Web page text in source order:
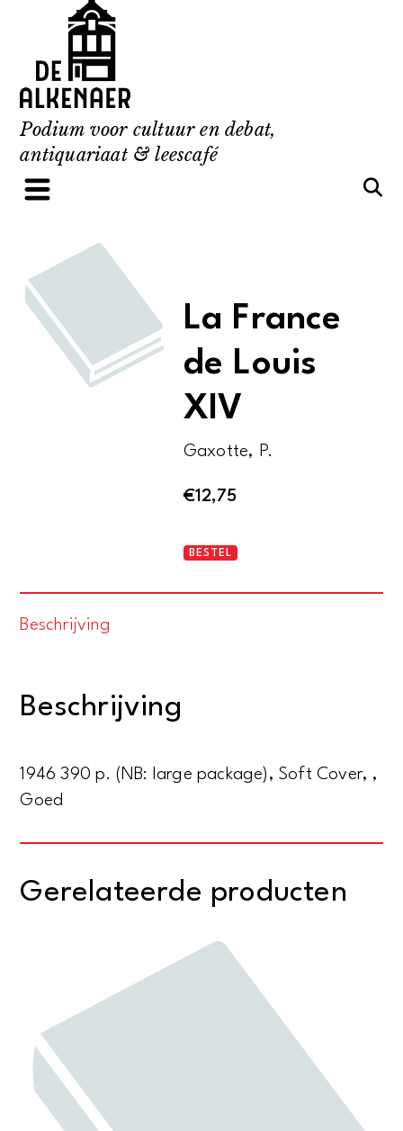
content
Podium voor cultuur en debat,
antiquariaat & leescafé
La France
de Louis
XIV
Gaxotte, P.
€12,75
LaBESTEL
Beschrijving
Beschrijving
1946 390 p. (NB: large package), Soft Cover, ,
Goed
Gerelateerde producten